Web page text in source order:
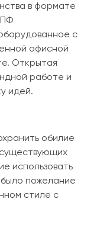
в формате
с
офисной
Открытая
работе и
идей.
обилие
использовать
пожелание
стиле с